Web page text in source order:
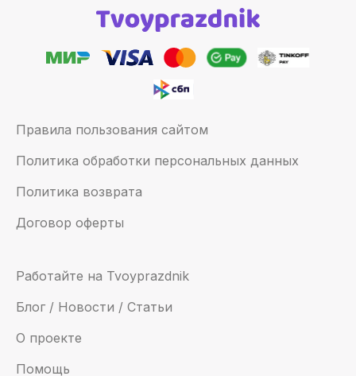
Правила пользования сайтом
Политика обработки персональных данных
Политика возврата
Договор оферты
Работайте на Tvoyprazdnik
Блог / Новости / Статьи
О проекте
Помощь